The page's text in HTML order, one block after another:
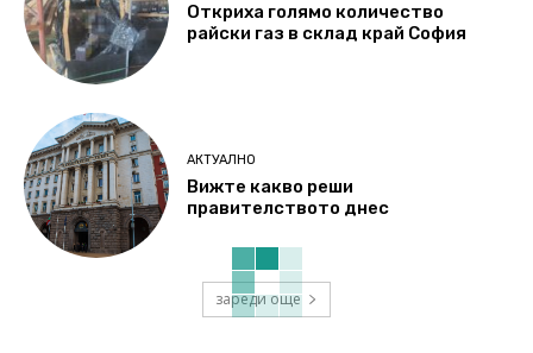
Откриха голямо количество
райски газ в склад край София
АКТУАЛНО
Вижте какво реши
правителството днес
зареди още